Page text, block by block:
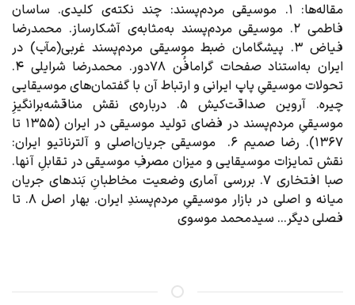
مقاله‌ها
: 1. موسیقی مردم‌پسند: چند نکته‌ی کلیدی. ساسان
فاطمی 2. موسیقی مردم‌پسند به‌مثابه‌ی آشکارساز. محمدرضا
فیاض 3. پیشگامان ضبط موسیقی مردم‌پسند غربی(مآب) در
ایران به‌استناد صفحات گرامافُن 78دور. محمدرضا شرایلی 4.
تحولات موسیقیِ پاپ ایرانی و ارتباط آن با گفتمان‌های موسیقایی
چیره. آروین صداقت‌کیش 5. درباره‌ی نقش مناقشه‌برانگیزِ
موسیقیِ مردم‌پسند در فضای تولید موسیقی در ایران (1355 تا
1367). رضا صمیم 6.
موسیقی جریان‌اصلی و آلترناتیو ایران:
نقش تمایزات موسیقایی و میزان مصرفِ موسیقی در تقابلِ آنها.
صبا افتخاری 7. بررسی آماری وضعیت مخاطبانِ بَندهای جریان
میانه و اصلی در بازار موسیقیِ مردم‌پسندِ ایران. بهار اصل 8. تا
فصلی ديگر... سيدمحمد موسوی